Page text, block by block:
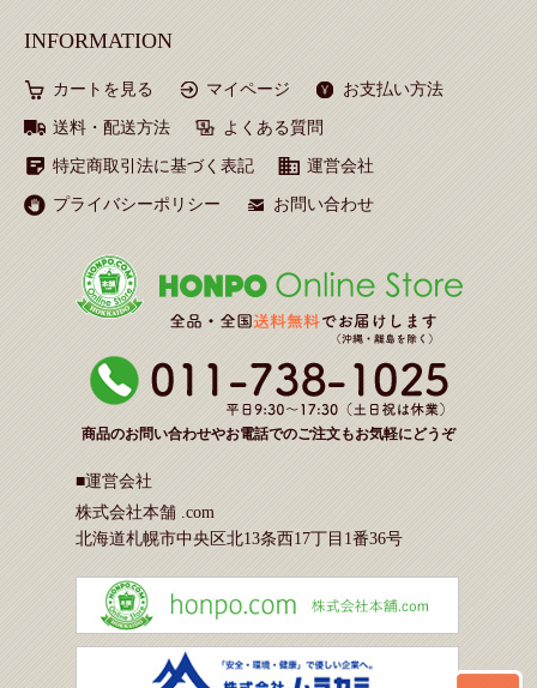
INFORMATION
カートを見る マイページ お支払い方法
送料・配送方法 よくある質問
特定商取引法に基づく表記 運営会社
プライバシーポリシー お問い合わせ
商品のお問い合わせやお電話でのご注文もお気軽にどうぞ
■運営会社
株式会社本舗 .com
北海道札幌市中央区北13条西17丁目1番36号